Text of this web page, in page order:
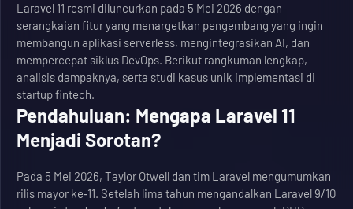
Laravel 11 resmi diluncurkan pada 5 Mei 2026 dengan
serangkaian fitur yang menargetkan pengembang yang ingin
membangun aplikasi serverless, mengintegrasikan AI, dan
mempercepat siklus DevOps. Berikut rangkuman lengkap,
analisis dampaknya, serta studi kasus unik implementasi di
startup fintech.
Pendahuluan: Mengapa Laravel 11
Menjadi Sorotan?
Pada 5 Mei 2026, Taylor Otwell dan tim Laravel mengumumkan
rilis mayor ke‑11. Setelah lima tahun mengandalkan Laravel 9/10